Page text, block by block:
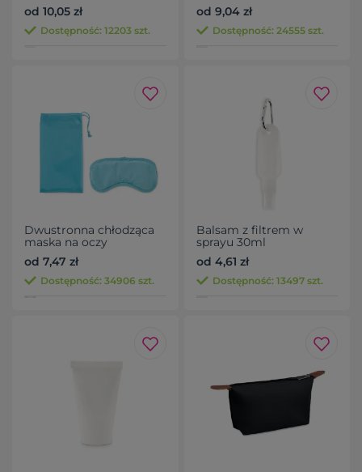
od 10,05 zł
Dostępność: 12203 szt.
od 9,04 zł
Dostępność: 24555 szt.
Dwustronna chłodząca
maska na oczy
od 7,47 zł
Dostępność: 34906 szt.
Balsam z filtrem w
sprayu 30ml
od 4,61 zł
Dostępność: 13497 szt.